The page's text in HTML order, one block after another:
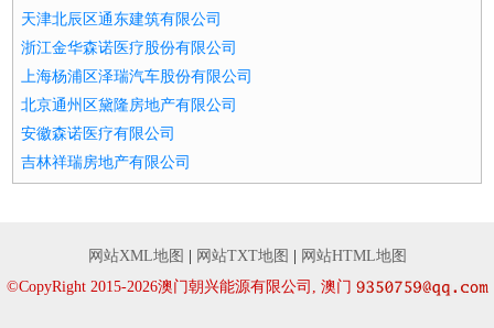
天津北辰区通东建筑有限公司
浙江金华森诺医疗股份有限公司
上海杨浦区泽瑞汽车股份有限公司
北京通州区黛隆房地产有限公司
安徽森诺医疗有限公司
吉林祥瑞房地产有限公司
网站XML地图 网站TXT地图
网站HTML地图
©CopyRight 2015-2026澳门朝兴能源有限公司, 澳门